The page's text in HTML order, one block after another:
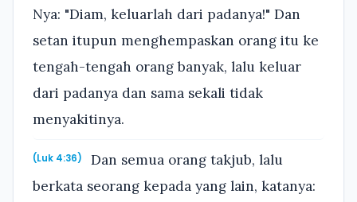
Nya: "Diam, keluarlah dari padanya!" Dan
setan itupun menghempaskan orang itu ke
tengah-tengah orang banyak, lalu keluar
dari padanya dan sama sekali tidak
menyakitinya.
(Luk 4:36)
Dan semua orang takjub, lalu
berkata seorang kepada yang lain, katanya: